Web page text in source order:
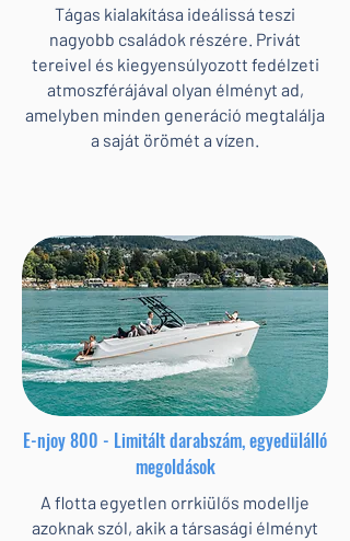
Tágas kialakítása ideálissá teszi
nagyobb családok részére. Privát
tereivel és kiegyensúlyozott fedélzeti
atmoszférájával olyan élményt ad,
amelyben minden generáció megtalálja
a saját örömét a vízen.
E-njoy 800 - Limitált darabszám, egyedülálló
megoldások
A flotta egyetlen orrkiülős modellje
azoknak szól, akik a társasági élményt